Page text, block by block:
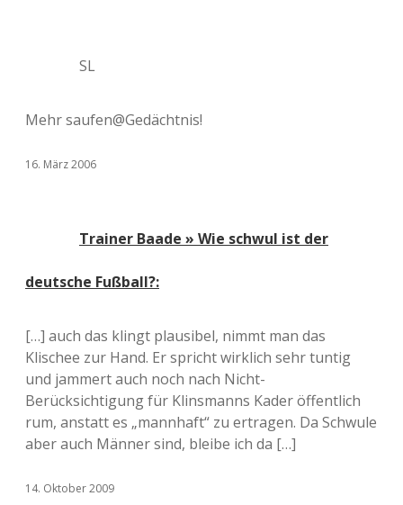
SL
Mehr saufen@Gedächtnis!
16. März 2006
Trainer Baade » Wie schwul ist der
deutsche Fußball?:
[…] auch das klingt plausibel, nimmt man das
Klischee zur Hand. Er spricht wirklich sehr tuntig
und jammert auch noch nach Nicht-
Berücksichtigung für Klinsmanns Kader öffentlich
rum, anstatt es „mannhaft“ zu ertragen. Da Schwule
aber auch Männer sind, bleibe ich da […]
14. Oktober 2009